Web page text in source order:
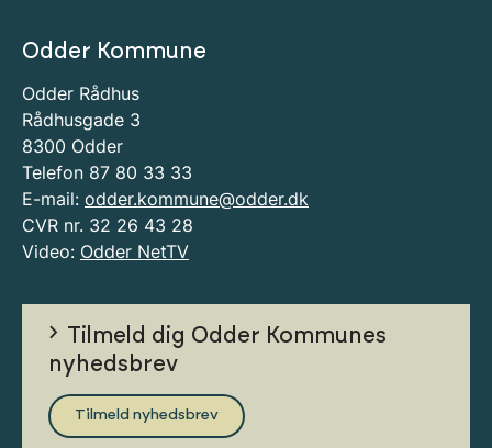
Odder Kommune
Odder Rådhus
Rådhusgade 3
8300 Odder
Telefon 87 80 33 33
E-mail: odder.kommune@odder.dk
CVR nr. 32 26 43 28
Video: Odder NetTV
Tilmeld dig Odder Kommunes
nyhedsbrev
Tilmeld nyhedsbrev